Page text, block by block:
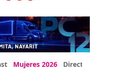
Mujeres 2026 Directorio Expo